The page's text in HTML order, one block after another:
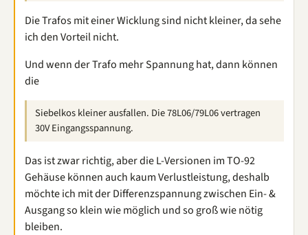
Die Trafos mit einer Wicklung sind nicht kleiner, da sehe
ich den Vorteil nicht.
Und wenn der Trafo mehr Spannung hat, dann können
die
Siebelkos kleiner ausfallen. Die 78L06/79L06 vertragen
30V Eingangsspannung.
Das ist zwar richtig, aber die L-Versionen im TO-92
Gehäuse können auch kaum Verlustleistung, deshalb
möchte ich mit der Differenzspannung zwischen Ein- &
Ausgang so klein wie möglich und so groß wie nötig
bleiben.